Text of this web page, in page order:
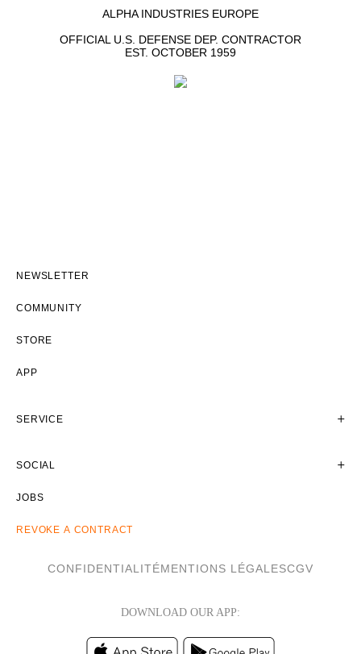
ALPHA INDUSTRIES EUROPE
OFFICIAL U.S. DEFENSE DEP. CONTRACTOR
EST. OCTOBER 1959
NEWSLETTER
COMMUNITY
STORE
APP
SERVICE
SOCIAL
JOBS
REVOKE A CONTRACT
CONFIDENTIALITÉMENTIONS LÉGALESCGV
DOWNLOAD OUR APP: